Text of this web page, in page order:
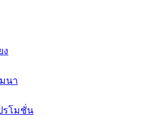
ง
นา
รโมชั่น